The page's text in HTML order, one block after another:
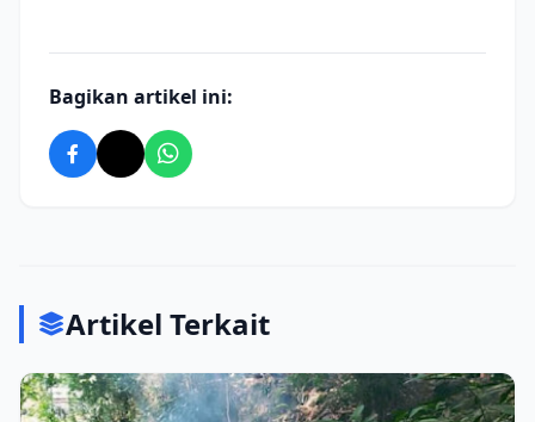
Bagikan artikel ini:
Artikel Terkait